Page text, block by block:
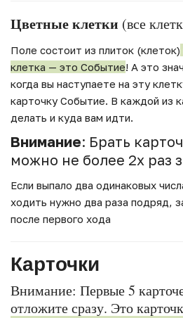
Цветные клетки (все
Поле состоит из плиток (клеток)
клетка — это Событие! А это
когда вы наступаете на эту
карточку Событие. В каждой из
делать и куда вам идти.
Внимание: Брать
можно не более 2х раз
Если выпало два одинаковых
ходить нужно два раза подряд,
после первого хода
Карточки
Внимание: Первые 5
отложите сразу. Это